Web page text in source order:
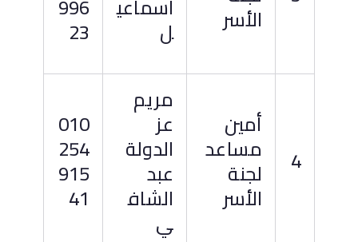
الأسر اسماعي
ل
996
23
4
أمين
مساعد
لجنة
الأسر
مريم
عز
الدولة
عبد
الشاف
ي
010
254
915
41